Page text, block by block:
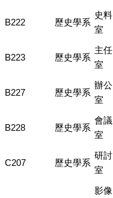
B222 歷史學系
史料
室
B223 歷史學系
主任
室
B227 歷史學系
辦公
室
B228 歷史學系
會議
室
C207 歷史學系
研討
室
影像